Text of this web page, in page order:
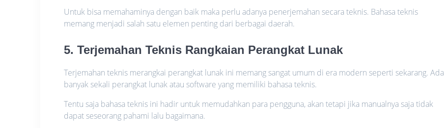
Untuk bisa memahaminya dengan baik maka perlu adanya penerjemahan secara teknis. Bahasa teknis
memang menjadi salah satu elemen penting dari berbagai daerah.
5. Terjemahan Teknis Rangkaian Perangkat Lunak
Terjemahan teknis merangkai perangkat lunak ini memang sangat umum di era modern seperti sekarang. Ada
banyak sekali perangkat lunak atau software yang memiliki bahasa teknis.
Tentu saja bahasa teknis ini hadir untuk memudahkan para pengguna, akan tetapi jika manualnya saja tidak
dapat seseorang pahami lalu bagaimana.